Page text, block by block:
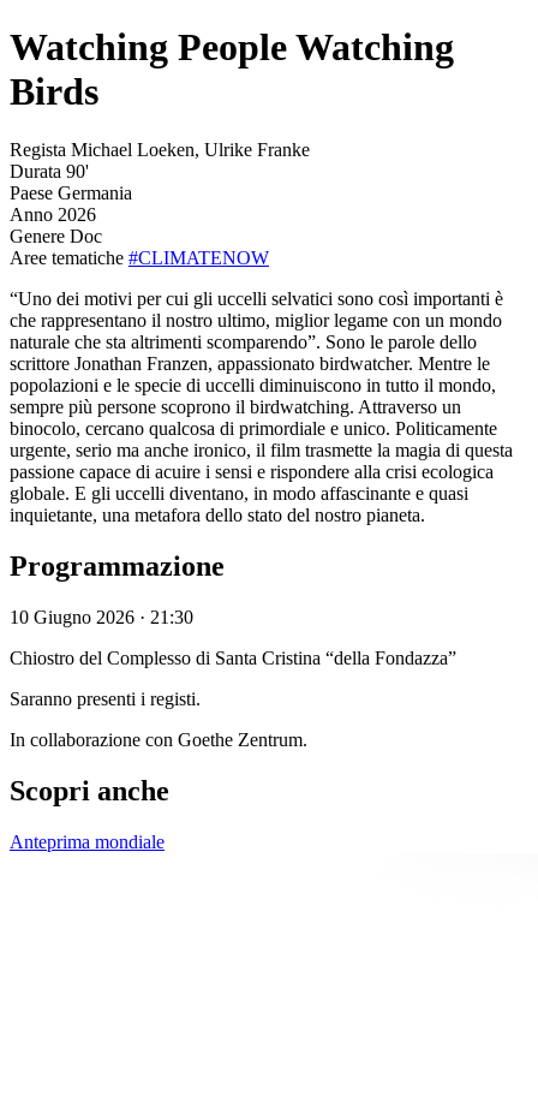
Watching People Watching
Birds
Regista Michael Loeken, Ulrike Franke
Durata 90'
Paese Germania
Anno 2026
Genere Doc
Aree tematiche #CLIMATENOW
“Uno dei motivi per cui gli uccelli selvatici sono così importanti è
che rappresentano il nostro ultimo, miglior legame con un mondo
naturale che sta altrimenti scomparendo”. Sono le parole dello
scrittore Jonathan Franzen, appassionato birdwatcher. Mentre le
popolazioni e le specie di uccelli diminuiscono in tutto il mondo,
sempre più persone scoprono il birdwatching. Attraverso un
binocolo, cercano qualcosa di primordiale e unico. Politicamente
urgente, serio ma anche ironico, il film trasmette la magia di questa
passione capace di acuire i sensi e rispondere alla crisi ecologica
globale. E gli uccelli diventano, in modo affascinante e quasi
inquietante, una metafora dello stato del nostro pianeta.
Programmazione
10 Giugno 2026 · 21:30
Chiostro del Complesso di Santa Cristina “della Fondazza”
Saranno presenti i registi.
In collaborazione con Goethe Zentrum.
Scopri anche
Anteprima mondiale